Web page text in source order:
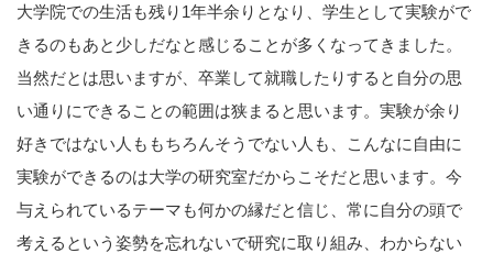
大学院での生活も残り1年半余りとなり、学生として実験がで
きるのもあと少しだなと感じることが多くなってきました。
当然だとは思いますが、卒業して就職したりすると自分の思
い通りにできることの範囲は狭まると思います。実験が余り
好きではない人ももちろんそうでない人も、こんなに自由に
実験ができるのは大学の研究室だからこそだと思います。今
与えられているテーマも何かの縁だと信じ、常に自分の頭で
考えるという姿勢を忘れないで研究に取り組み、わからない